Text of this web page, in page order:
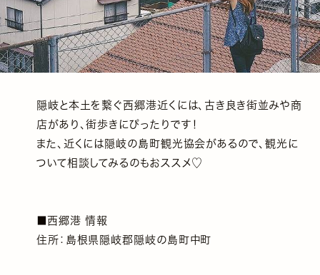
隠岐と本土を繋ぐ西郷港近くには、古き良き街並みや商
店があり、街歩きにぴったりです！
また、近くには隠岐の島町観光協会があるので、観光に
ついて相談してみるのもおススメ♡
■西郷港 情報
住所：島根県隠岐郡隠岐の島町中町